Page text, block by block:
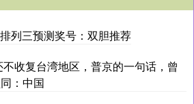
列三预测奖号：双胆推荐
收复台湾地区，普京的一句话，曾
：中国